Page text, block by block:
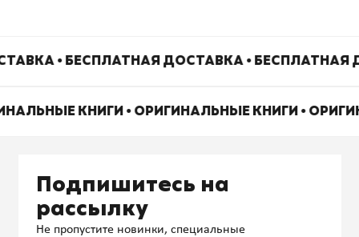
• БЕСПЛАТНАЯ ДОСТАВКА •
КНИГИ • ОРИГИНАЛЬНЫЕ КНИГИ •
Подпишитесь на
рассылку
Не пропустите новинки, специальные